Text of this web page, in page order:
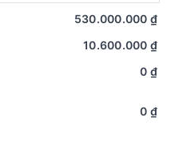
530.000.000 ₫
10.600.000 ₫
0 ₫
0 ₫